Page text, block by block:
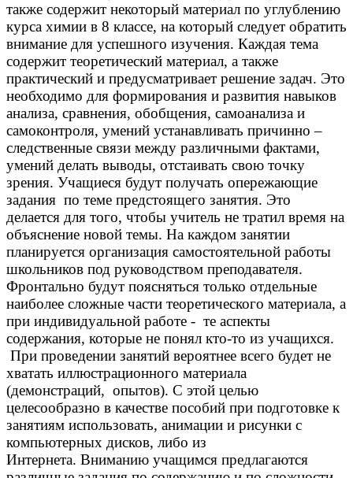
также содержит некоторый материал по углублению
курса химии в 8 классе, на который следует обратить
внимание для успешного изучения. Каждая тема
содержит теоретический материал, а также
практический и предусматривает решение задач. Это
необходимо для формирования и развития навыков
анализа, сравнения, обобщения, самоанализа и
самоконтроля, умений устанавливать причинно –
следственные связи между различными фактами,
умений делать выводы, отстаивать свою точку
зрения. Учащиеся будут получать опережающие
задания по теме предстоящего занятия. Это
делается для того, чтобы учитель не тратил время на
объяснение новой темы. На каждом занятии
планируется организация самостоятельной работы
школьников под руководством преподавателя.
Фронтально будут поясняться только отдельные
наиболее сложные части теоретического материала, а
при индивидуальной работе - те аспекты
содержания, которые не понял кто-то из учащихся.
При проведении занятий вероятнее всего будет не
хватать иллюстрационного материала
(демонстраций, опытов). С этой целью
целесообразно в качестве пособий при подготовке к
занятиям использовать, анимации и рисунки с
компьютерных дисков, либо из
Интернета. Вниманию учащимся предлагаются